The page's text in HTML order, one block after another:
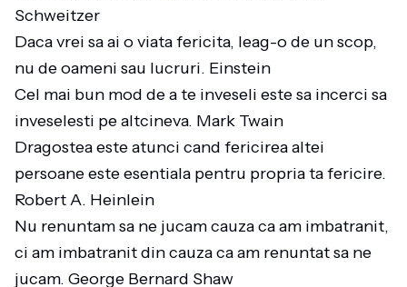
Schweitzer
Daca vrei sa ai o viata fericita, leag-o de un scop,
nu de oameni sau lucruri. Einstein
Cel mai bun mod de a te inveseli este sa incerci sa
inveselesti pe altcineva. Mark Twain
Dragostea este atunci cand fericirea altei
persoane este esentiala pentru propria ta fericire.
Robert A. Heinlein
Nu renuntam sa ne jucam cauza ca am imbatranit,
ci am imbatranit din cauza ca am renuntat sa ne
jucam. George Bernard Shaw